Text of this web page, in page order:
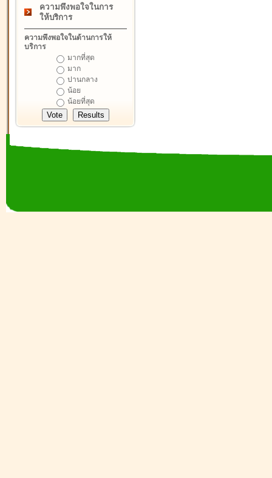
ความพึงพอใจในการ
ให้บริการ
ความพึงพอใจในด้านการให้
บริการ
มากที่สุด
มาก
ปานกลาง
น้อย
น้อยที่สุด